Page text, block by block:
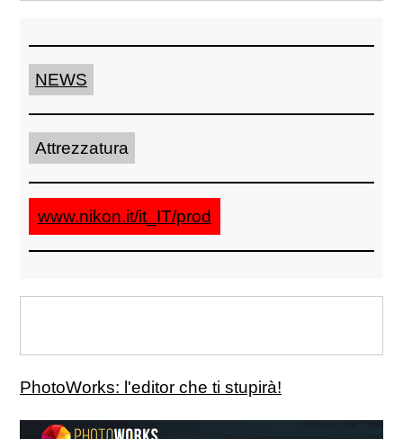
NEWS
Attrezzatura
www.nikon.it/it_IT/prod
PhotoWorks: l'editor che ti stupirà!